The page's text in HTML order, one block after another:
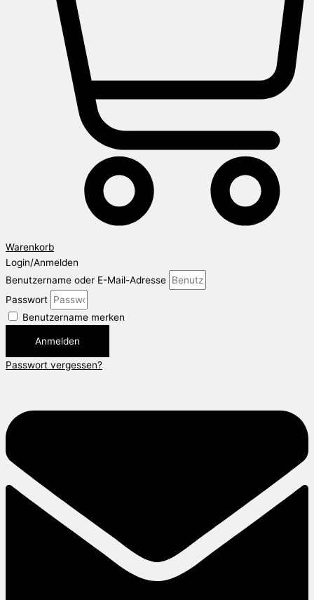
Warenkorb
Login/Anmelden
Benutzername oder E-Mail-Adresse
Passwort
Benutzername merken
Anmelden
Passwort vergessen?